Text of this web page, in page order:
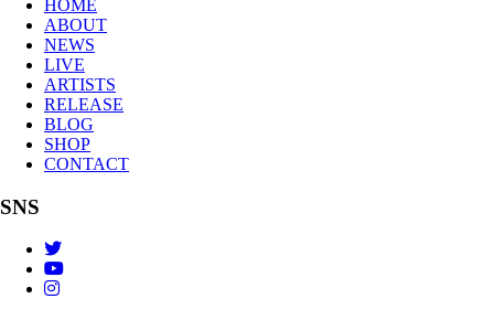
HOME
ABOUT
NEWS
LIVE
ARTISTS
RELEASE
BLOG
SHOP
CONTACT
SNS